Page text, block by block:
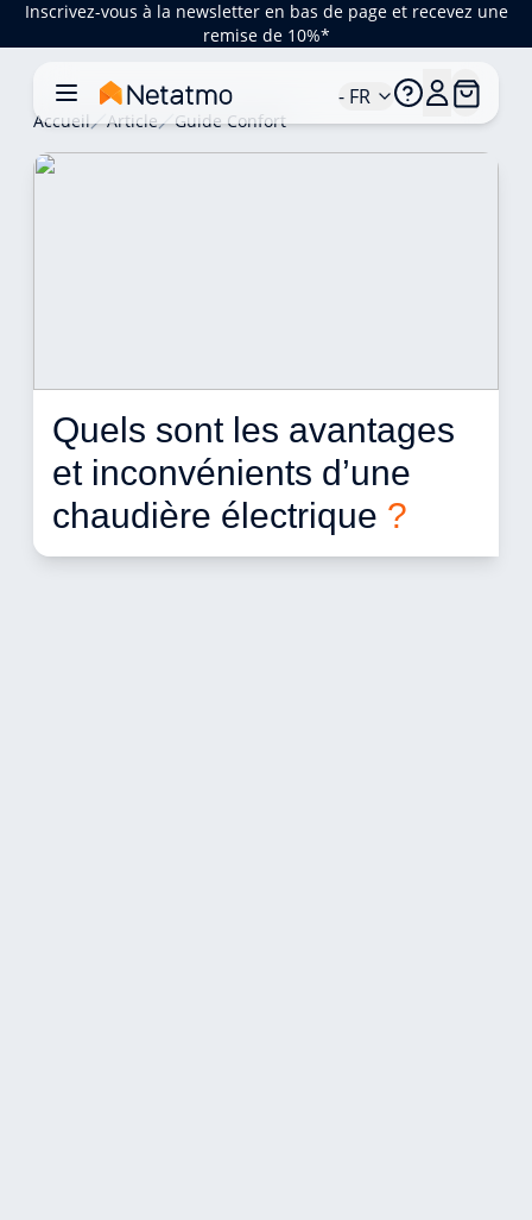
Inscrivez-vous à la newsletter en bas de page et recevez une
remise de 10%*
- FR
Accueil Article Guide Confort
Quels sont les avantages
et inconvénients d’une
chaudière électrique ?